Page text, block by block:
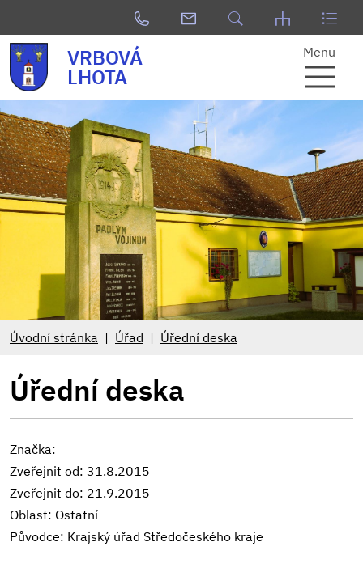
VRBOVÁ
LHOTA
Menu
Úvodní stránka Úřad Úřední deska
Úřední deska
Značka:
Zveřejnit od: 31.8.2015
Zveřejnit do: 21.9.2015
Oblast: Ostatní
Původce: Krajský úřad Středočeského kraje